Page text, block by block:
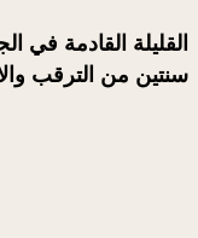
القليلة القادمة في
سنتين من الترقب